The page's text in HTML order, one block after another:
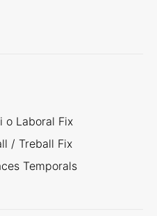
o Laboral Fix
/ Treball Fix
Temporals